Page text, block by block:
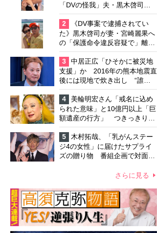
「DVの怪我」夫・黒木啓司の
逮捕で始まる「夫婦の闘争」
2
《DV事案で逮捕されてい
た》黒木啓司が妻・宮崎麗果へ
の「保護命令違反容疑で」離婚
協議は「第二ステージ」へ
3
中居正広「ひそかに被災地
支援」か 2016年の熊本地震直
後には現地で炊き出し “誰に
も知られなくて良い”と、むし
ろ強まる福祉活動への思い
4
美輪明宏さん「戒名に込め
られた意味」と10億円以上「巨
額遺産の行方」 つきっきりで
私生活をサポートしていた元俳
優が相続か
5
木村拓哉、「乳がんステー
ジ4の女性」に届けたサプライ
ズの贈り物 番組企画で対面し
心遣いに「うれしくて号泣しま
さらに見る